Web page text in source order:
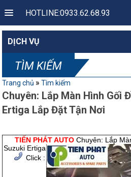
HOTLINE:0933.62.68.93
DỊCH VỤ
TÌM KIẾM
Trang chủ » Tìm kiếm
Chuyên: Lắp Màn Hình Gối
Ertiga Lắp Đặt Tận Nơi
TIẾN PHÁT AUTOChuyên: Lắp
Suzuki Ertiga
Click :